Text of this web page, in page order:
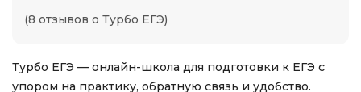
(8 отзывов о Турбо ЕГЭ)
Турбо ЕГЭ — онлайн-школа для подготовки к ЕГЭ с
упором на практику, обратную связь и удобство.